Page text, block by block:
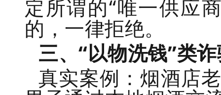
定所谓的“唯一供应
的，一律拒绝。
三、“以物洗钱”类
真实案例：烟酒店